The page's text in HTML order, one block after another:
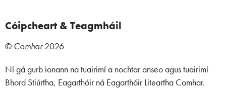
Cóipcheart & Teagmháil
© Comhar2026
Ní gá gurb ionann na tuairimí a nochtar anseo agus tuairimí
Bhord Stiúrtha, Eagarthóir ná Eagarthóir Liteartha Comhar.